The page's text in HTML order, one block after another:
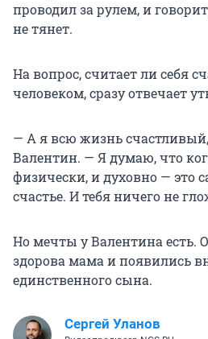
проводил за рулем, и
не тянет.
На вопрос, считает ли себя
человеком, сразу отвечает
— А я всю жизнь
Валентин. — Я думаю, что
физически, и духовно — это
счастье. И тебя ничего не
Но мечты у Валентина есть.
здорова мама и появились
единственного сына.
Сергей Уланов